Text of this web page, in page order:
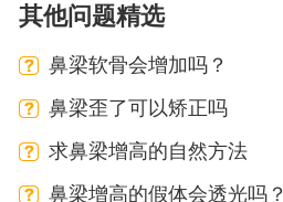
其他问题精选
鼻梁软骨会增加吗？
鼻梁歪了可以矫正吗
求鼻梁增高的自然方法
鼻梁增高的假体会透光吗？